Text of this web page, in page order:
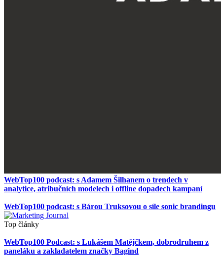
WebTop100 podcast: s Adamem Šilhanem o trendech v
analytice, atribučních modelech i offline dopadech kampaní
WebTop100 podcast: s Bárou Truksovou o síle sonic brandingu
Top články
WebTop100 Podcast: s Lukášem Matějčkem, dobrodruhem z
paneláku a zakladatelem značky Bagind